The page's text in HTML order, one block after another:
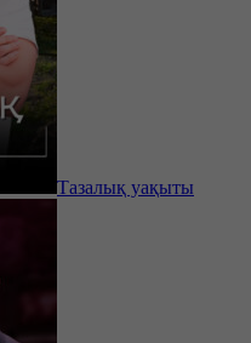
Тазалық уақыты